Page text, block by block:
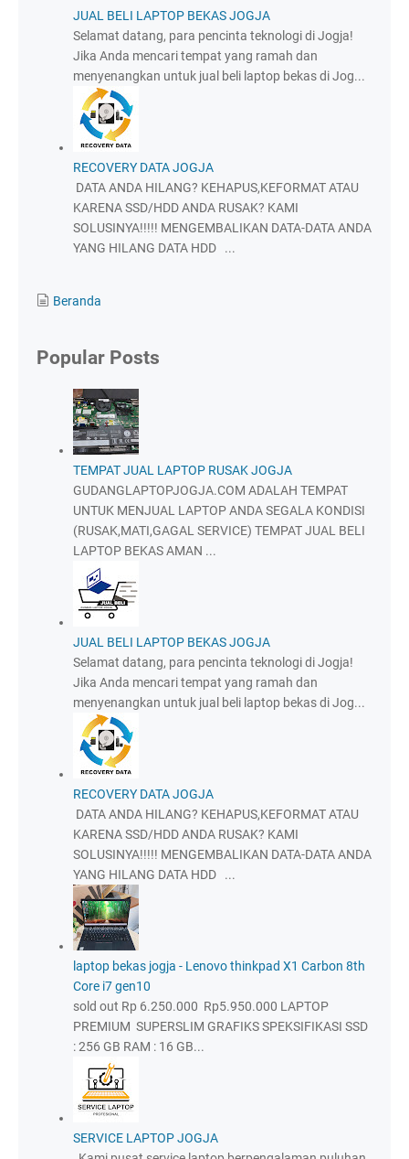
JUAL BELI LAPTOP BEKAS JOGJA
Selamat datang, para pencinta teknologi di Jogja!
Jika Anda mencari tempat yang ramah dan
menyenangkan untuk jual beli laptop bekas di Jog...
RECOVERY DATA JOGJA
DATA ANDA HILANG? KEHAPUS,KEFORMAT ATAU
KARENA SSD/HDD ANDA RUSAK? KAMI
SOLUSINYA!!!!! MENGEMBALIKAN DATA-DATA ANDA
YANG HILANG DATA HDD ...
Beranda
Popular Posts
TEMPAT JUAL LAPTOP RUSAK JOGJA
GUDANGLAPTOPJOGJA.COM ADALAH TEMPAT
UNTUK MENJUAL LAPTOP ANDA SEGALA KONDISI
(RUSAK,MATI,GAGAL SERVICE) TEMPAT JUAL BELI
LAPTOP BEKAS AMAN ...
JUAL BELI LAPTOP BEKAS JOGJA
Selamat datang, para pencinta teknologi di Jogja!
Jika Anda mencari tempat yang ramah dan
menyenangkan untuk jual beli laptop bekas di Jog...
RECOVERY DATA JOGJA
DATA ANDA HILANG? KEHAPUS,KEFORMAT ATAU
KARENA SSD/HDD ANDA RUSAK? KAMI
SOLUSINYA!!!!! MENGEMBALIKAN DATA-DATA ANDA
YANG HILANG DATA HDD ...
laptop bekas jogja - Lenovo thinkpad X1 Carbon 8th
Core i7 gen10
sold out Rp 6.250.000 Rp5.950.000 LAPTOP
PREMIUM SUPERSLIM GRAFIKS SPEKSIFIKASI SSD
: 256 GB RAM : 16 GB...
SERVICE LAPTOP JOGJA